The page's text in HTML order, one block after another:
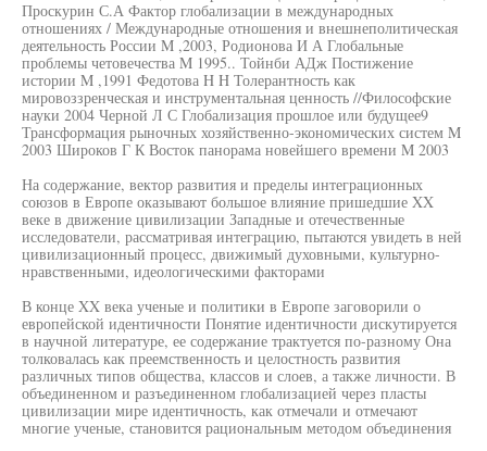
Проскурин С.А Фактор глобализации в международных
отношениях / Международные отношения и внешнеполитическая
деятельность России M ,2003, Родионова И А Глобальные
проблемы четовечества M 1995.. Тойнби АДж Постижение
истории M ,1991 Федотова H H Толерантность как
мировоззренческая и инструментальная ценность //Философские
науки 2004 Черной Л С Глобализация прошлое или будущее9
Трансформация рыночных хозяйственно-экономических систем M
2003 Широков Г К Восток панорама новейшего времени M 2003
На содержание, вектор развития и пределы интеграционных
союзов в Европе оказывают большое влияние пришедшие XX
веке в движение цивилизации Западные и отечественные
исследователи, рассматривая интеграцию, пытаются увидеть в ней
цивилизационный процесс, движимый духовными, культурно-
нравственными, идеологическими факторами
В конце XX века ученые и политики в Европе заговорили о
европейской идентичности Понятие идентичности дискутируется
в научной литературе, ее содержание трактуется по-разному Она
толковалась как преемственность и целостность развития
различных типов общества, классов и слоев, а также личности. В
объединенном и разъединенном глобализацией через пласты
цивилизации мире идентичность, как отмечали и отмечают
многие ученые, становится рациональным методом объединения